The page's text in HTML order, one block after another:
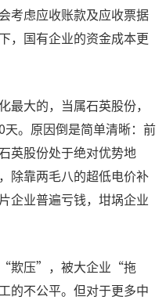
考虑应收账款及应收票据
，国有企业的资金成本更
最大的，当属石英股份，
。原因倒是简单清晰：前
英股份处于绝对优势地
除靠两毛八的超低电价补
企业普遍亏钱，坩埚企业
“欺压”，被大企业“拖
的不公平。但对于更多中